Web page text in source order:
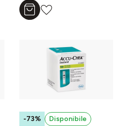
Aggiungi al carrello
-73%
Disponibile